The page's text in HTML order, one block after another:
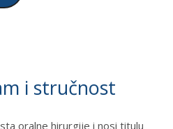
i stručnost
oralne hirurgije i nosi titulu